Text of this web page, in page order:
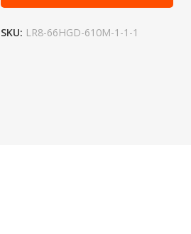
SKU: LR8-66HGD-610M-1-1-1